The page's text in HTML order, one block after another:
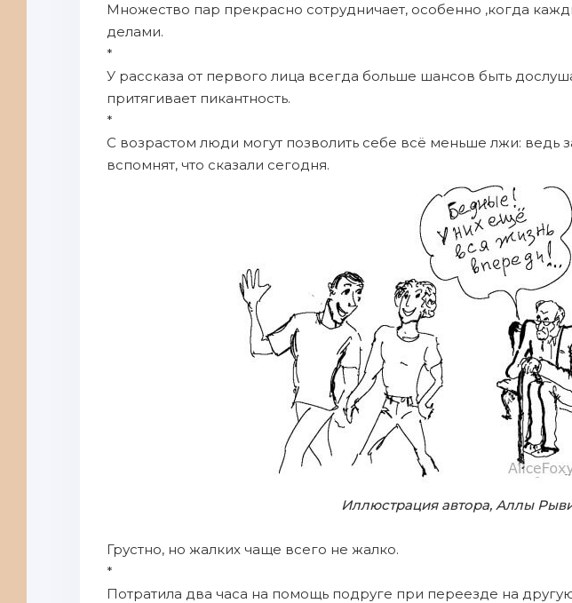
Множество пар прекрасно сотрудничает, особенно ,когда
делами.
*
У рассказа от первого лица всегда больше шансов быть
притягивает пикантность.
*
С возрастом люди могут позволить себе всё меньше лжи: ведь
вспомнят, что сказали сегодня.
Иллюстрация автора, Аллы
Грустно, но жалких чаще всего не жалко.
*
Потратила два часа на помощь подруге при переезде на